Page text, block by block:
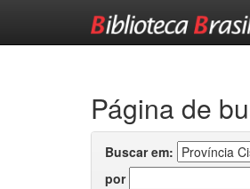
Página de
Buscar em:
por